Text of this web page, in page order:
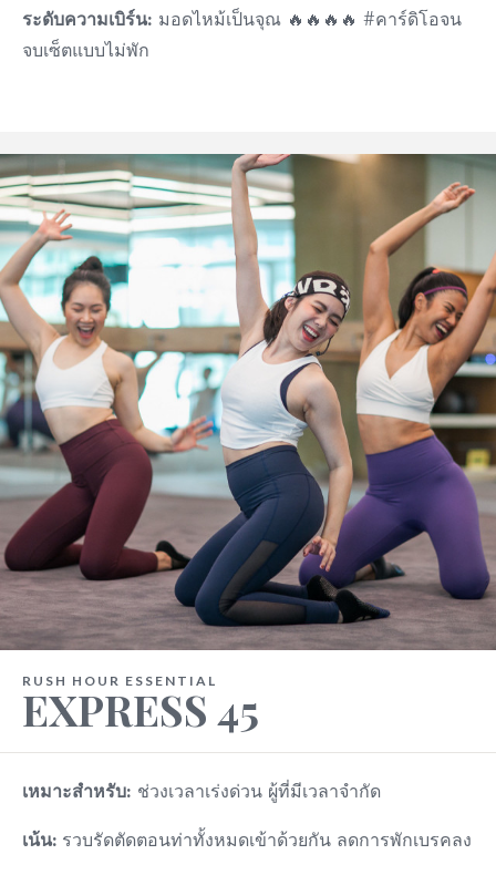
ระดับความเบิร์น: มอดไหม้เป็นจุณ 🔥🔥🔥🔥 #คาร์ดิโอจน
จบเซ็ตแบบไม่พัก
RUSH HOUR ESSENTIAL
EXPRESS 45
เหมาะสำหรับ: ช่วงเวลาเร่งด่วน ผู้ที่มีเวลาจำกัด
เน้น: รวบรัดตัดตอนท่าทั้งหมดเข้าด้วยกัน ลดการพักเบรคลง